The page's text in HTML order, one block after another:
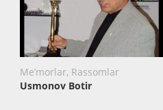
Me’morlar, Rassomlar
Usmonov Botir